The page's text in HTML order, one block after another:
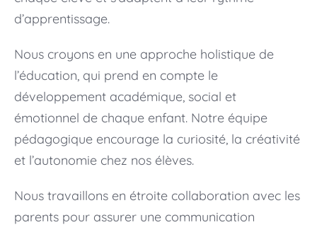
d’apprentissage.
Nous croyons en une approche holistique de
l’éducation, qui prend en compte le
développement académique, social et
émotionnel de chaque enfant. Notre équipe
pédagogique encourage la curiosité, la créativité
et l’autonomie chez nos élèves.
Nous travaillons en étroite collaboration avec les
parents pour assurer une communication